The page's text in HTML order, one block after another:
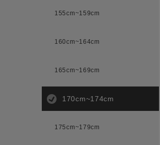
155cm~159cm
160cm~164cm
165cm~169cm
170cm~174cm
175cm~179cm